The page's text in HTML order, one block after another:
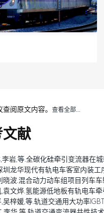
阅原文内容。 查看全部…
献
,李岩,等.全碳化硅牵引变流器
圳龙华现代有轨电车客室内装
晓波.混合动力动车组项目列车
,袁文烨.氢能源低地板有轨电车
吴梓媛,等.轨道交通用大功率